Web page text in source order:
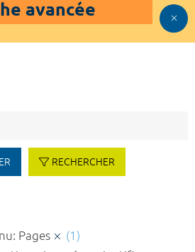
avancée
RECHERCHER
Pages
(1)